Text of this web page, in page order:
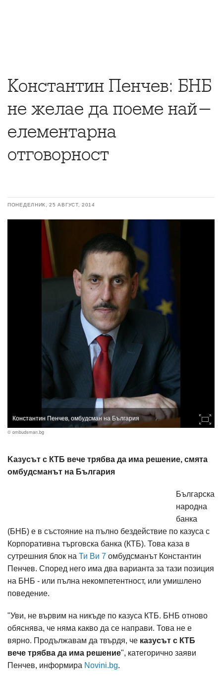
Константин Пенчев: БНБ
не желае да поеме най-
елементарна
отговорност
ПОНЕДЕЛНИК, 25 АВГУСТ, 2014
Константин Пенчев, омбудсман на България
© ombudsman.bg
Kазусът с КТБ вече трябва да има решение, смята
омбудсманът на България
Българска
народна
банка
(БНБ) е в състояние на пълно бездействие по казуса с
Корпоративна търговска банка (КТБ). Това каза в
сутрешния блок на Ти Ви 7 омбудсманът Константин
Пенчев. Според него има два варианта за тази позиция
на БНБ - или пълна некомпетентност, или умишлено
поведение.
"Уви, не вървим на никъде по казуса КТБ. БНБ отново
обяснява, че няма какво да се направи. Това не е
вярно. Продължавам да твърдя, че казусът с КТБ
вече трябва да има решение", категорично заяви
Пенчев, информира Novini.bg.